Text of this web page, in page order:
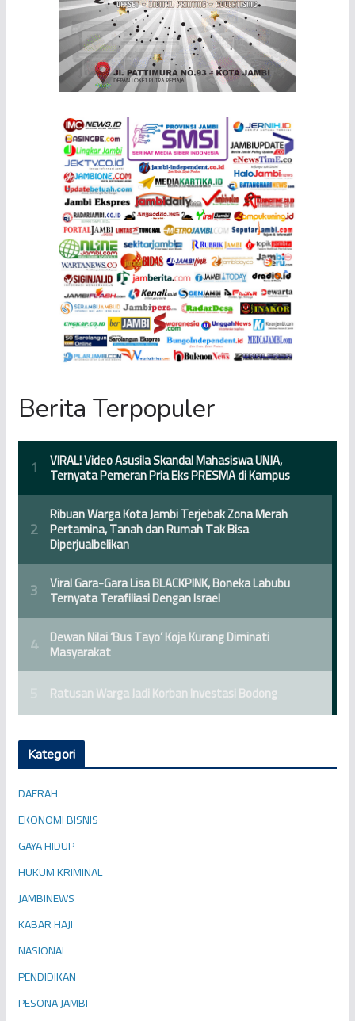
Berita Terpopuler
Kategori
DAERAH
EKONOMI BISNIS
GAYA HIDUP
HUKUM KRIMINAL
JAMBINEWS
KABAR HAJI
NASIONAL
PENDIDIKAN
PESONA JAMBI